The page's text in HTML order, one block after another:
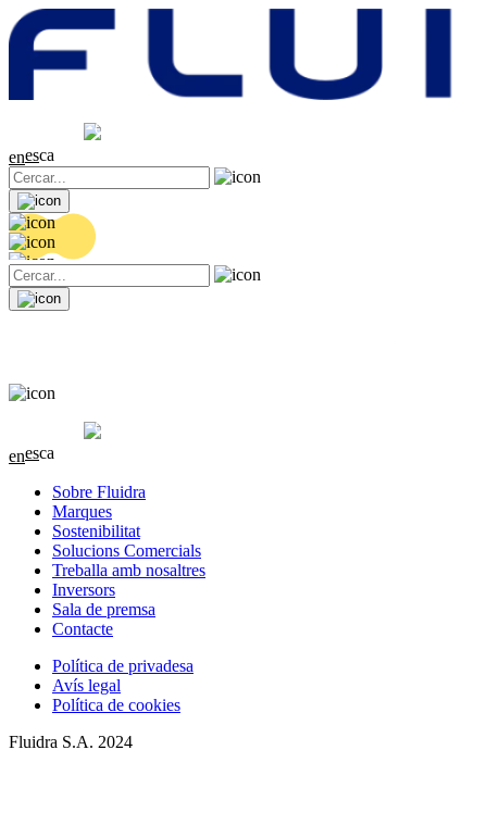
0.06 (+0.3%)
enesca
0.06 (+0.3%)
enesca
Sobre Fluidra
Marques
Sostenibilitat
Solucions Comercials
Treballa amb nosaltres
Inversors
Sala de premsa
Contacte
Política de privadesa
Avís legal
Política de cookies
Fluidra S.A. 2024